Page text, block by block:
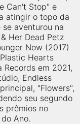
Can't Stop" e
atingir o topo da
aventurou na
Her Dead Petz
Now (2017)
Hearts
em 2021,
Endless
"Flowers",
seu segundo
prêmios no
Ano.